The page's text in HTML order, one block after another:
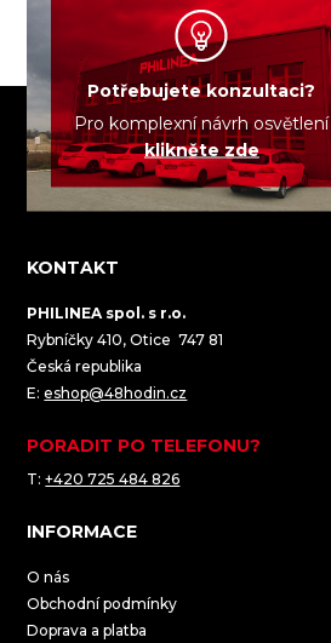
Potřebujete konzultaci?
Pro komplexní návrh osvětlení
klikněte zde
KONTAKT
PHILINEA spol. s r.o.
Rybníčky 410, Otice 747 81
Česká republika
E:eshop@48hodin.cz
PORADIT PO TELEFONU?
T:+420 725 484 826
INFORMACE
O nás
Obchodní podmínky
Doprava a platba